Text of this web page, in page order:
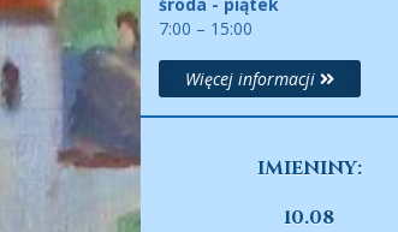
7:00 – 15:00
Więcej informacji
IMIENINY:
10.08